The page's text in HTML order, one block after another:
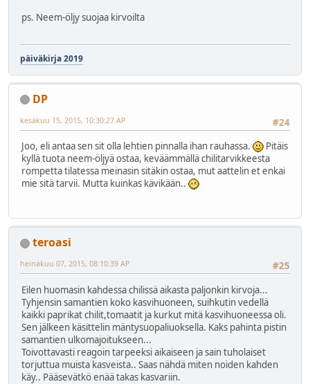
ps. Neem-öljy suojaa kirvoilta
päiväkirja 2019
DP
#24
kesäkuu 15, 2015, 10:30:27 AP
Joo, eli antaa sen sit olla lehtien pinnalla ihan rauhassa.
Pitäis
kyllä tuota neem-öljyä ostaa, keväämmällä chilitarvikkeesta
rompetta tilatessa meinasin sitäkin ostaa, mut aattelin et enkai
mie sitä tarvii. Mutta kuinkas kävikään..
teroasi
#25
heinäkuu 07, 2015, 08:10:39 AP
Eilen huomasin kahdessa chilissä aikasta paljonkin kirvoja...
Tyhjensin samantien koko kasvihuoneen, suihkutin vedellä
kaikki paprikat chilit,tomaatit ja kurkut mitä kasvihuoneessa oli.
Sen jälkeen käsittelin mäntysuopaliuoksella. Kaks pahinta pistin
samantien ulkomajoitukseen...
Toivottavasti reagoin tarpeeksi aikaiseen ja sain tuholaiset
torjuttua muista kasveista.. Saas nähdä miten noiden kahden
käy.. Pääsevätkö enää takas kasvariin.